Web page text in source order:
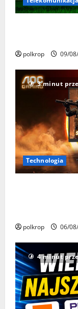
polkrop 09/
3 minut
Technologia
polkrop 06/
4 minut